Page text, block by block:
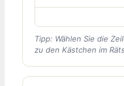
Tipp: Wählen Sie die
zu den Kästchen im